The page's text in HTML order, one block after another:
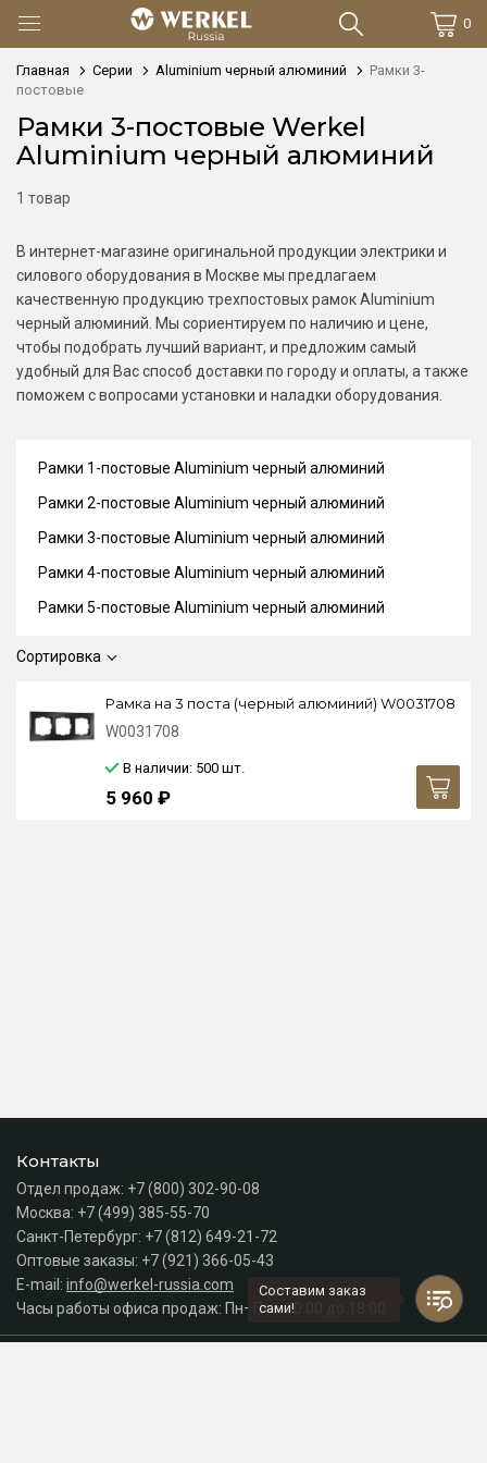
0
Главная Серии Aluminium черный алюминий
Рамки 3-
постовые
Рамки 3-постовые Werkel
Aluminium черный алюминий
1 товар
В интернет-магазине оригинальной продукции электрики и
силового оборудования в Москве мы предлагаем
качественную продукцию трехпостовых рамок Aluminium
черный алюминий. Мы сориентируем по наличию и цене,
чтобы подобрать лучший вариант, и предложим самый
удобный для Вас способ доставки по городу и оплаты, а также
поможем с вопросами установки и наладки оборудования.
Сортировка
Рамка на 3 поста (черный алюминий) W0031708
W0031708
В наличии: 500 шт.
5 960 ₽
Рамки 1-постовые Aluminium черный алюминий
Рамки 2-постовые Aluminium черный алюминий
Рамки 3-постовые Aluminium черный алюминий
Рамки 4-постовые Aluminium черный алюминий
Рамки 5-постовые Aluminium черный алюминий
Контакты
Отдел продаж: +7 (800) 302-90-08
Москва: +7 (499) 385-55-70
Санкт-Петербург: +7 (812) 649-21-72
Оптовые заказы: +7 (921) 366-05-43
E-mail: info@werkel-russia.com
Часы работы офиса продаж: Пн–Пт с 10:00 до 18:00
Составим заказ
сами!